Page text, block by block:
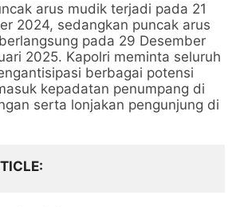
arus mudik terjadi pada 21
2024, sedangkan puncak arus
pada 29 Desember
2025. Kapolri meminta seluruh
berbagai potensi
kepadatan penumpang di
serta lonjakan pengunjung di